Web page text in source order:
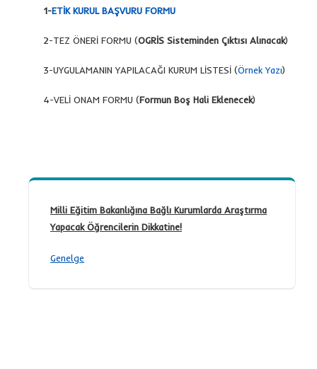
1-ETİK KURUL BAŞVURU FORMU
2-TEZ ÖNERİ FORMU (OGRİS Sisteminden Çıktısı Alınacak)
3-UYGULAMANIN YAPILACAĞI KURUM LİSTESİ (Örnek Yazı)
4-VELİ ONAM FORMU (Formun Boş Hali Eklenecek)
Milli Eğitim Bakanlığına Bağlı Kurumlarda Araştırma
Yapacak Öğrencilerin Dikkatine!
Genelge